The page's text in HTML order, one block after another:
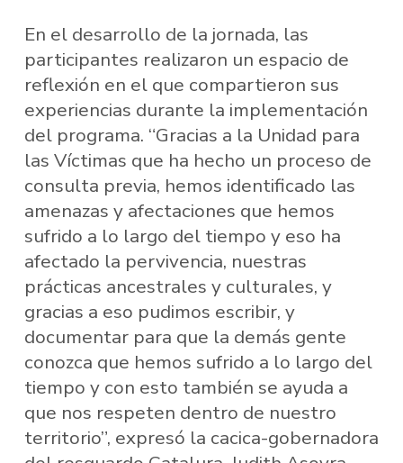
En el desarrollo de la jornada, las
participantes realizaron un espacio de
reflexión en el que compartieron sus
experiencias durante la implementación
del programa. “Gracias a la Unidad para
las Víctimas que ha hecho un proceso de
consulta previa, hemos identificado las
amenazas y afectaciones que hemos
sufrido a lo largo del tiempo y eso ha
afectado la pervivencia, nuestras
prácticas ancestrales y culturales, y
gracias a eso pudimos escribir, y
documentar para que la demás gente
conozca que hemos sufrido a lo largo del
tiempo y con esto también se ayuda a
que nos respeten dentro de nuestro
territorio”, expresó la cacica-gobernadora